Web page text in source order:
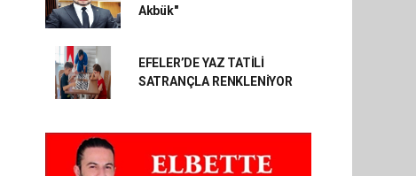
Akbük"
EFELER’DE YAZ TATİLİ
SATRANÇLA RENKLENİYOR